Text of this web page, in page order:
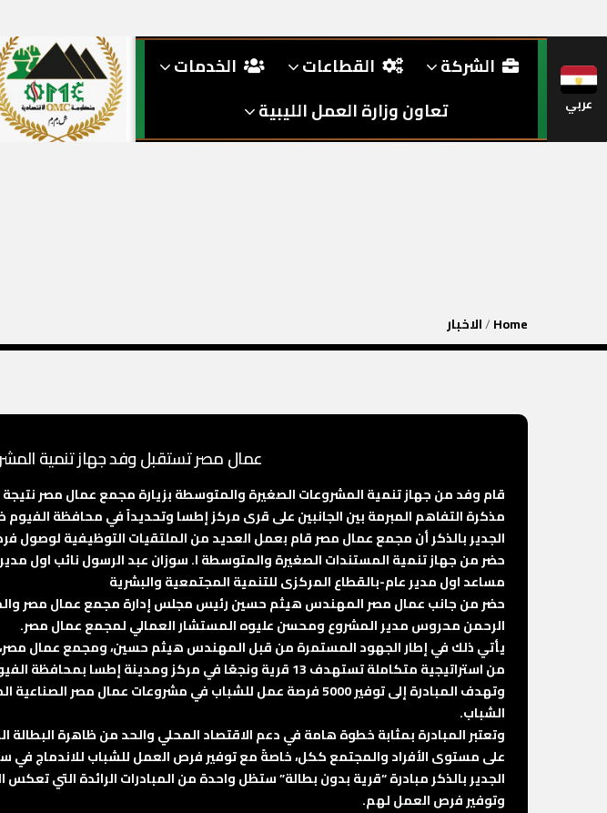
عربي
الشركة القطاعات
الخدمات
تعاون وزارة العمل الليبية
Home
/الاخبار
عمال مصر تستقبل وفد جهاز تنمية
قام وفد من جهاز تنمية المشروعات الصغيرة والمتوسطة بزيارة مجمع عمال مصر
مذكرة التفاهم المبرمة بين الجانبين على قرى مركز إطسا وتحديداً في محافظة
الجدير بالذكر أن مجمع عمال مصر قام بعمل العديد من الملتقيات التوظيفية لوصول
حضر من جهاز تنمية المستندات الصغيرة والمتوسطة ا. سوزان عبد الرسول نائب اول
مساعد اول مدير عام-بالقطاع المركزى للتنمية المجتمعية والبشرية
حضر من جانب عمال مصر المهندس هيثم حسين رئيس مجلس إدارة مجمع عمال مصر
الرحمن محروس مدير المشروع ومحسن عليوه المستشار العمالي لمجمع عمال مصر.
يأتي ذلك في إطار الجهود المستمرة من قبل المهندس هيثم حسين، ومجمع عمال مصر،
من استراتيجية متكاملة تستهدف 13 قرية ونجعًا في مركز ومدينة إطسا بمحافظة الفيوم.
وتهدف المبادرة إلى توفير 5000 فرصة عمل للشباب في
الشباب.
وتعتبر المبادرة بمثابة خطوة هامة في دعم الاقتصاد المحلي والحد من ظاهرة البطالة
على مستوى الأفراد والمجتمع ككل، خاصةً مع توفير فرص العمل للشباب للاندماج
الجدير بالذكر مبادرة “قرية بدون بطالة” ستظل واحدة من المبادرات الرائدة
وتوفير فرص العمل لهم.